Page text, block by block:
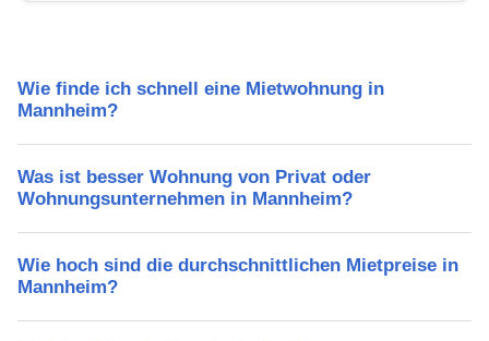
Wie finde ich schnell eine Mietwohnung in
Mannheim?
Was ist besser Wohnung von Privat oder
Wohnungsunternehmen in Mannheim?
Wie hoch sind die durchschnittlichen Mietpreise in
Mannheim?